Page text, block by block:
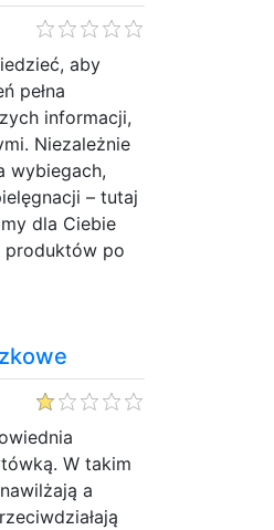
aby
pełna
informacji,
Niezależnie
wybiegach,
– tutaj
dla Ciebie
produktów po
W takim
a